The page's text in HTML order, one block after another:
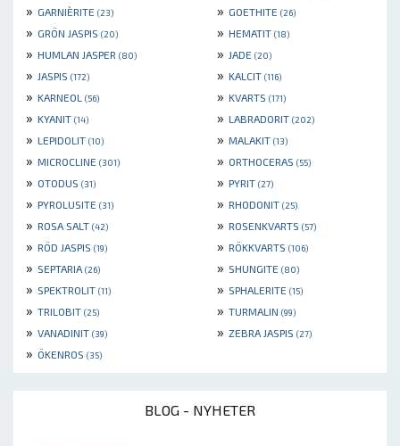
» GARNIÈRITE (23) » GOETHITE (26)
» GRÖN JASPIS (20) » HEMATIT (18)
» HUMLAN JASPER (80) » JADE (20)
» JASPIS (172) » KALCIT (116)
» KARNEOL (56) » KVARTS (171)
» KYANIT (14) » LABRADORIT (202)
» LEPIDOLIT (10) » MALAKIT (13)
» MICROCLINE (301) » ORTHOCERAS (55)
» OTODUS (31) » PYRIT (27)
» PYROLUSITE (31) » RHODONIT (25)
» ROSA SALT (42) » ROSENKVARTS (57)
» RÖD JASPIS (19) » RÖKKVARTS (106)
» SEPTARIA (26) » SHUNGITE (80)
» SPEKTROLIT (11) » SPHALERITE (15)
» TRILOBIT (25) » TURMALIN (99)
» VANADINIT (39) » ZEBRA JASPIS (27)
» ÖKENROS (35)
BLOG - NYHETER